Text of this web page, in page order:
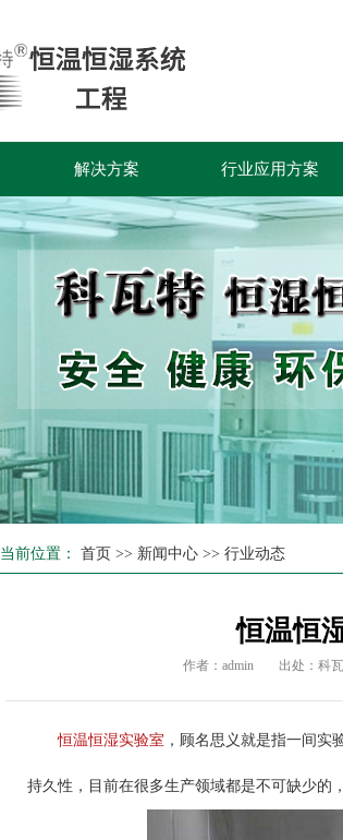
解决方案 行业应用方案
当前位置： 首页 >> 新闻中心 >>行业动态
恒温恒
作者：admin 出处： 科
恒温恒湿实验室 ，顾名思义就是指一间实
持久性，目前在很多生产领域都是不可缺少的